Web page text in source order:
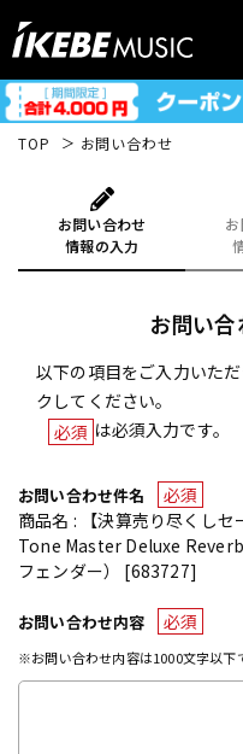
TOP お問い合わせ
お問い合わせ
情報の入力
お問い
以下の項目をご入力いた
クしてください。
必須 は必須入力です。
お問い合わせ件名
必須
商品名 : 【決算売り尽くしセ
Tone Master Deluxe
フェンダー） [683727]
お問い合わせ内容 必須
※お問い合わせ内容は1000文字以下